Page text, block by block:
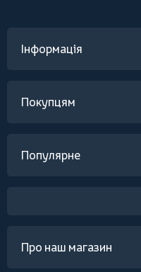
Інформація
Покупцям
Популярне
Про наш магазин